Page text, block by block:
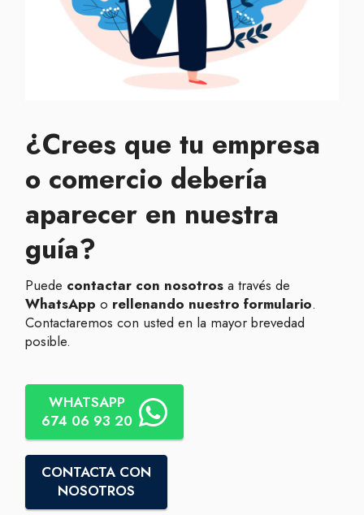
¿Crees que tu empresa
o comercio debería
aparecer en nuestra
guía?
Puede contactar con nosotros a través de
WhatsApp o rellenando nuestro formulario.
Contactaremos con usted en la mayor brevedad
posible.
WHATSAPP
674 06 93 20
CONTACTA CON
NOSOTROS